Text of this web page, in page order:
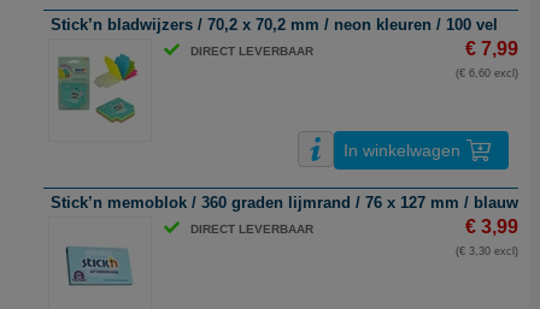
Stick’n bladwijzers / 70,2 x 70,2 mm / neon kleuren / 100 vel
DIRECT LEVERBAAR € 7,99
(€ 6,60 excl)
In winkelwagen
Stick’n memoblok / 360 graden lijmrand / 76 x 127 mm / blauw /
DIRECT LEVERBAAR € 3,99
(€ 3,30 excl)